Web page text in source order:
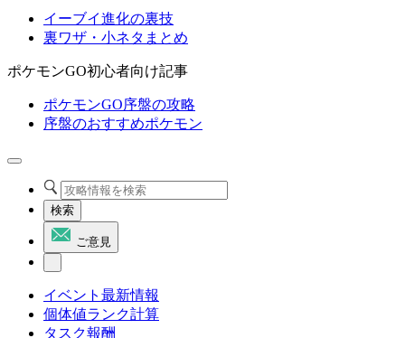
イーブイ進化の裏技
裏ワザ・小ネタまとめ
ポケモンGO初心者向け記事
ポケモンGO序盤の攻略
序盤のおすすめポケモン
検索
ご意見
イベント最新情報
個体値ランク計算
タスク報酬